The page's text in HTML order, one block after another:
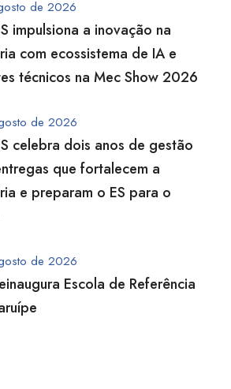
de 2026
impulsiona a inovação na
com ecossistema de IA e
técnicos na Mec Show 2026
de 2026
celebra dois anos de gestão
que fortalecem a
e preparam o ES para o
de 2026
Escola de Referência